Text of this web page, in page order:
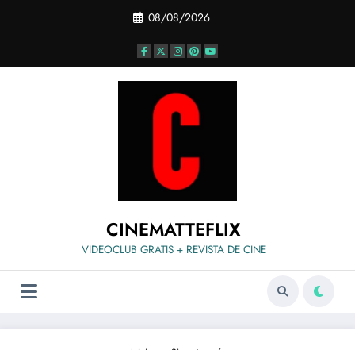
08/08/2026
CINEMATTEFLIX
VIDEOCLUB GRATIS + REVISTA DE CINE